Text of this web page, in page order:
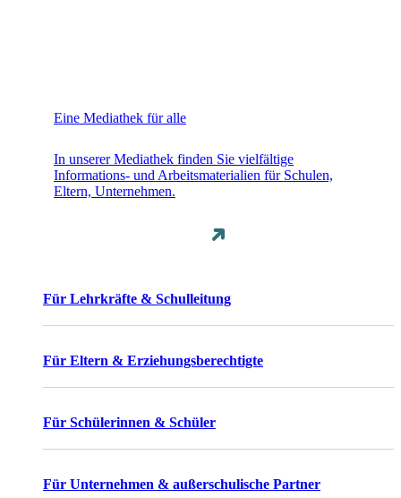
Eine Mediathek für alle
In unserer Mediathek finden Sie vielfältige
Informations- und Arbeitsmaterialien für Schulen,
Eltern, Unternehmen.
Für Lehrkräfte & Schulleitung
Für Eltern & Erziehungsberechtigte
Für Schülerinnen & Schüler
Für Unternehmen & außerschulische Partner